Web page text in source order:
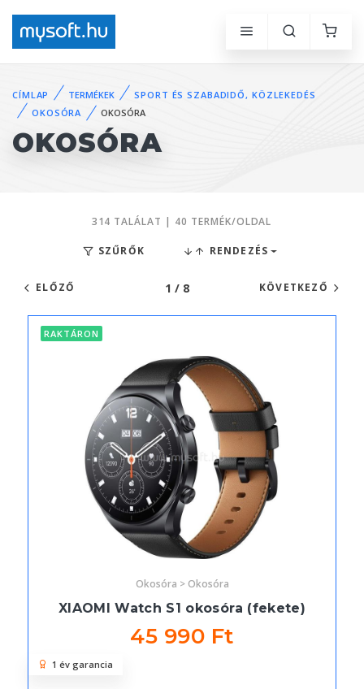
CÍMLAP TERMÉKEK
SPORT ÉS SZABADIDŐ, KÖZLEKEDÉS
OKOSÓRA
OKOSÓRA
OKOSÓRA
314 TALÁLAT | 40 TERMÉK/OLDAL
SZŰRŐK RENDEZÉS
ELŐZŐ 1 / 8 KÖVETKEZŐ
RAKTÁRON
Okosóra > Okosóra
XIAOMI Watch S1 okosóra (fekete)
45 990 Ft
1 év garancia